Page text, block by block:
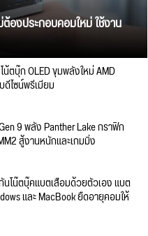
องประกอบคอมใหม่ ใช้งาน
น้ตบุ๊ก OLED ขุมพลังใหม่ AMD
ดีไซน์พรีเมียม
9 พลัง Panther Lake กราฟิก
สู้งานหนักและเกมมิ่ง
โน๊ตบุ๊คแบตเสื่อมด้วยตัวเอง แบต
และ MacBook ยืดอายุคอมให้